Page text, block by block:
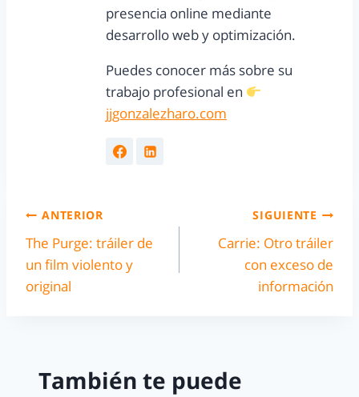
presencia online mediante
desarrollo web y optimización.
Puedes conocer más sobre su
trabajo profesional en
jjgonzalezharo.com
ANTERIOR
The Purge: tráiler de
un film violento y
original
SIGUIENTE
Carrie: Otro tráiler
con exceso de
información
También te puede